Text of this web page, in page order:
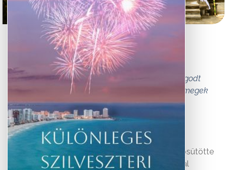
7 ok amiért Ubudot
válasszuk
Ubud népszerű célpont azok számára, akik nyugodt
visszavonulásra vágynak, távol a tengerparti tömegek
nyüzsgésétől.
Amikor nyaralást tervezünk, Bali homokos, napsütötte
tengerpartja vonzó lehet, azonban Ubud sokkal